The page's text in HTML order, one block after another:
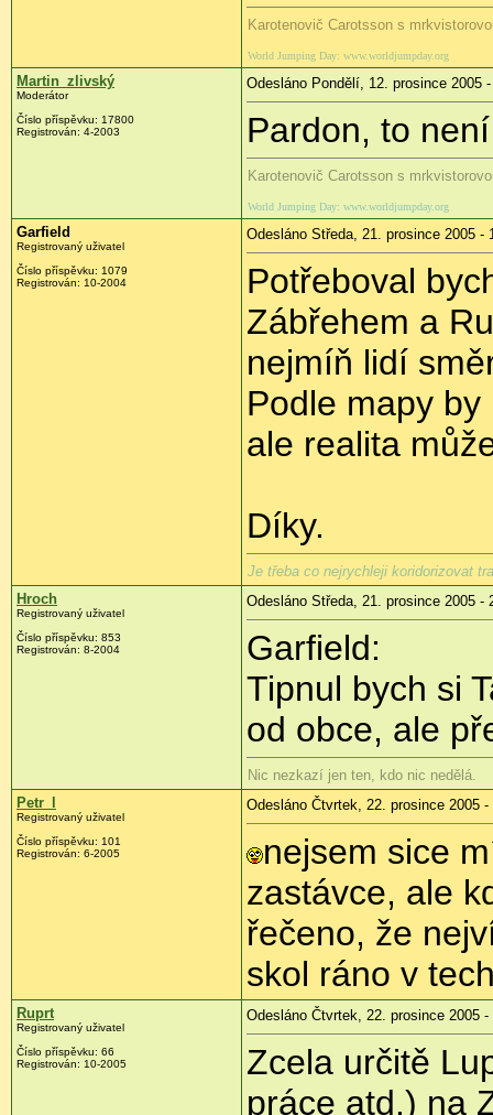
Karotenovič Carotsson s
World Jumping Day: www.worldjumpday.org
Martin_zlivský
Moderátor
Číslo příspěvku: 17800
Registrován: 4-2003
Odesláno Pondělí, 12. prosince 2005
Pardon, to
Karotenovič Carotsson s
World Jumping Day: www.worldjumpday.org
Garfield
Registrovaný uživatel
Číslo příspěvku: 1079
Registrován: 10-2004
Odesláno Středa, 21. prosince 2005 -
Potřeboval
Zábřehem a
nejmíň lidí
Podle mapy
ale realita
Díky.
Je třeba co nejrychleji koridorizovat
Hroch
Registrovaný uživatel
Číslo příspěvku: 853
Registrován: 8-2004
Odesláno Středa, 21. prosince 2005 -
Garfield:
Tipnul bych si
od obce, ale
Nic nezkazí jen ten, kdo nic nedělá.
Petr_l
Registrovaný uživatel
Číslo příspěvku: 101
Registrován: 6-2005
Odesláno Čtvrtek, 22. prosince 2005 -
nejsem sice
zastávce, ale
řečeno, že
skol ráno v
Ruprt
Registrovaný uživatel
Číslo příspěvku: 66
Registrován: 10-2005
Odesláno Čtvrtek, 22. prosince 2005 -
Zcela určitě
práce atd.) na